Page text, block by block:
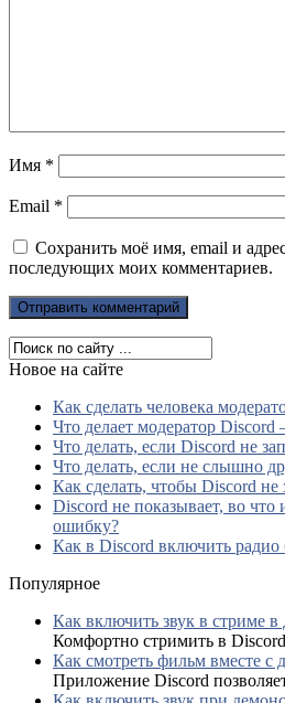
Имя *
Email *
Сохранить моё имя, email и
последующих моих комментариев.
Новое на сайте
Как сделать человека
Что делает модератор
Что делать, если Discord не
Что делать, если не слышно
Как сделать, чтобы Discord не
Discord не показывает, во
ошибку?
Как в Discord включить радио
Популярное
Как включить звук в стриме
Комфортно стримить в
Как смотреть фильм вместе
Приложение Discord